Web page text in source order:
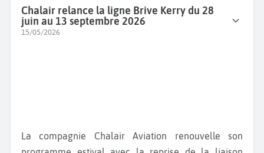
Chalair relance la ligne Brive Kerry du 28
juin au 13 septembre 2026
15/05/2026
La compagnie Chalair Aviation renouvelle son